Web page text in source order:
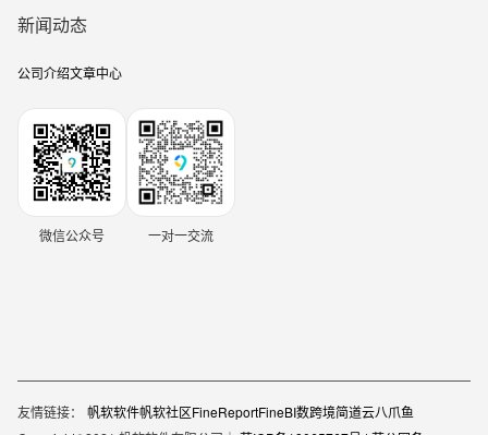
新闻动态
公司介绍文章中心
微信公众号 一对一交流
友情链接： 帆软软件帆软社区FineReportFineBI数跨境简道云八爪鱼